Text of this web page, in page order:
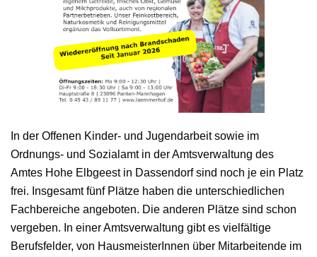
In der Offenen Kinder- und Jugendarbeit sowie im
Ordnungs- und Sozialamt in der Amtsverwaltung des
Amtes Hohe Elbgeest in Dassendorf sind noch je ein Platz
frei. Insgesamt fünf Plätze haben die unterschiedlichen
Fachbereiche angeboten. Die anderen Plätze sind schon
vergeben. In einer Amtsverwaltung gibt es vielfältige
Berufsfelder, von HausmeisterInnen über Mitarbeitende im